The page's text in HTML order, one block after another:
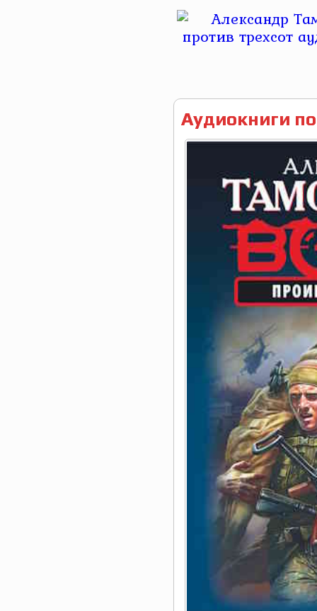
Аудиокниги